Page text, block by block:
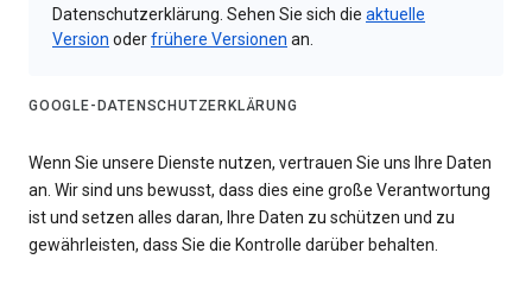
Datenschutzerklärung. Sehen Sie sich die aktuelle
Version oderfrühere Versionen an.
GOOGLE-DATENSCHUTZERKLÄRUNG
Wenn Sie unsere Dienste nutzen, vertrauen Sie uns Ihre Daten
an. Wir sind uns bewusst, dass dies eine große Verantwortung
ist und setzen alles daran, Ihre Daten zu schützen und zu
gewährleisten, dass Sie die Kontrolle darüber behalten.